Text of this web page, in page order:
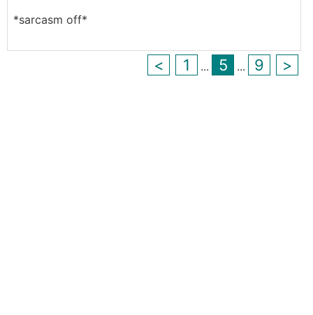
*sarcasm off*
< 1 ... 5 ... 9 >